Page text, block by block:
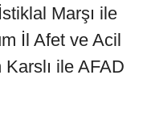
Marşı ile
İl Afet ve Acil
ile AFAD